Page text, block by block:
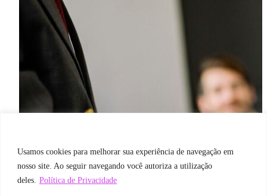
Usamos cookies para melhorar sua experiência de navegação em
nosso site. Ao seguir navegando você autoriza a utilização
deles. Política de Privacidade